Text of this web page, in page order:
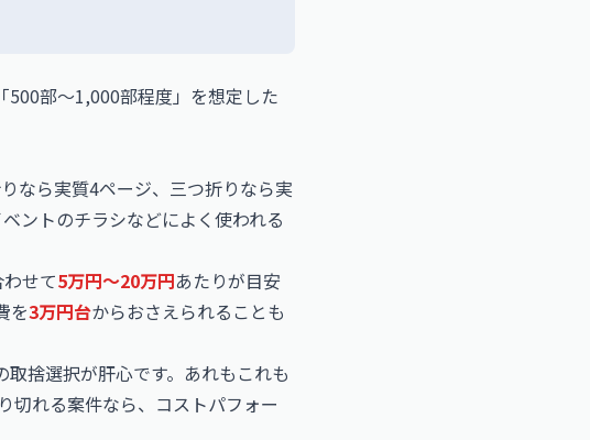
500部〜1,000部程度」を想定した
なら実質4ページ、三つ折りなら実
ントのチラシなどによく使われる
せて5万円〜20万円あたりが目安
を3万円台からおさえられることも
捨選択が肝心です。あれもこれも
切れる案件なら、コストパフォー